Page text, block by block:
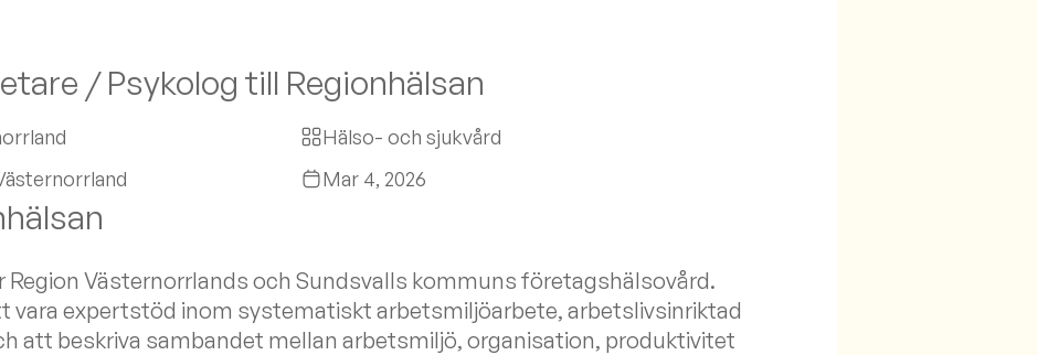
/ Psykolog till Regionhälsan
Hälso- och sjukvård
Mar 4, 2026
Region Västernorrlands och Sundsvalls kommuns företagshälsovård.
vara expertstöd inom systematiskt arbetsmiljöarbete, arbetslivsinriktad
att beskriva sambandet mellan arbetsmiljö, organisation, produktivitet